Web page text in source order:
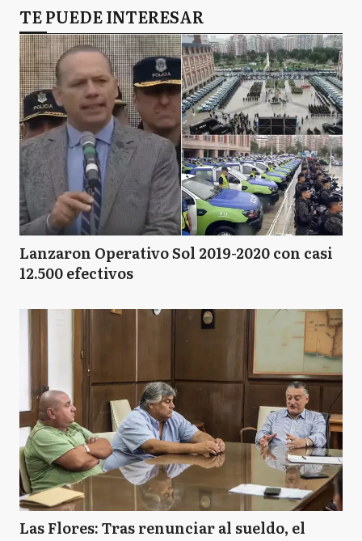
TE PUEDE INTERESAR
Lanzaron Operativo Sol 2019-2020 con casi
12.500 efectivos
Las Flores: Tras renunciar al sueldo, el